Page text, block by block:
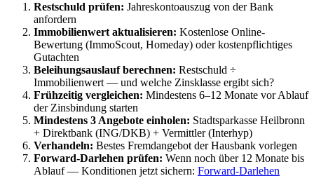
Restschuld prüfen: Jahreskontoauszug von der Bank
anfordern
Immobilienwert aktualisieren: Kostenlose Online-
Bewertung (ImmoScout, Homeday) oder kostenpflichtiges
Gutachten
Beleihungsauslauf berechnen: Restschuld ÷
Immobilienwert — und welche Zinsklasse ergibt sich?
Frühzeitig vergleichen: Mindestens 6–12 Monate vor Ablauf
der Zinsbindung starten
Mindestens 3 Angebote einholen: Stadtsparkasse Heilbronn
+ Direktbank (ING/DKB) + Vermittler (Interhyp)
Verhandeln: Bestes Fremdangebot der Hausbank vorlegen
Forward-Darlehen prüfen: Wenn noch über 12 Monate bis
Ablauf — Konditionen jetzt sichern: Forward-Darlehen